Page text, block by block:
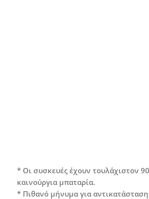
* Οι συσκευές έχουν τουλάχιστον
καινούργια μπαταρία.
* Πιθανό μήνυμα για